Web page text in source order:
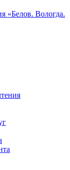
«Белов. Вологда.